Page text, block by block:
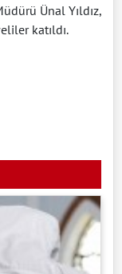
Ünal Yıldız,
katıldı.